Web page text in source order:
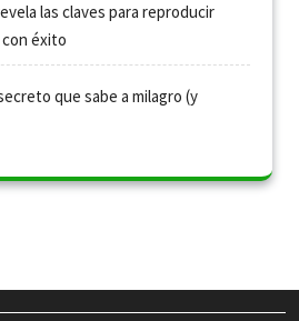
las claves para reproducir
con éxito
que sabe a milagro (y